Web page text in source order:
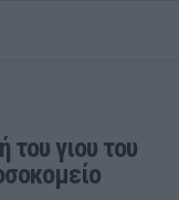
γιου του